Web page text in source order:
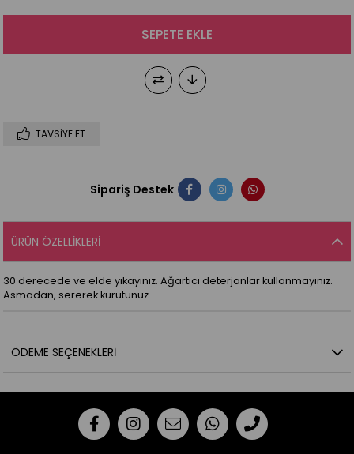
TAVSIYE ET
Sipariş Destek
ÜRÜN ÖZELLIKLERI
30 derecede ve elde yıkayınız. Ağartıcı deterjanlar kullanmayınız.
Asmadan, sererek kurutunuz.
ÖDEME SEÇENEKLERI